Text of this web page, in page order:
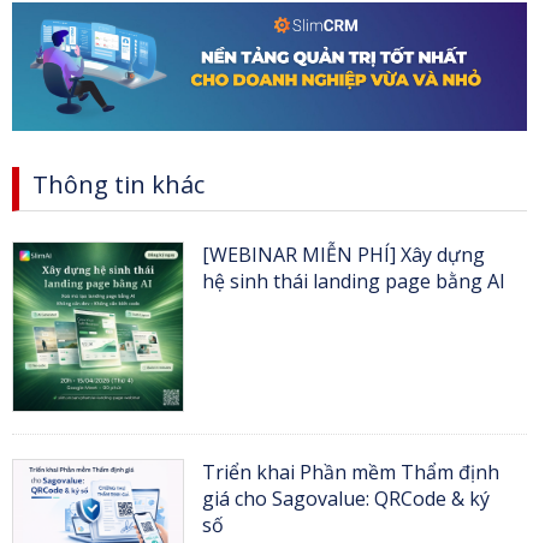
Thông tin khác
[WEBINAR MIỄN PHÍ] Xây dựng
hệ sinh thái landing page bằng AI
Triển khai Phần mềm Thẩm định
giá cho Sagovalue: QRCode & ký
số